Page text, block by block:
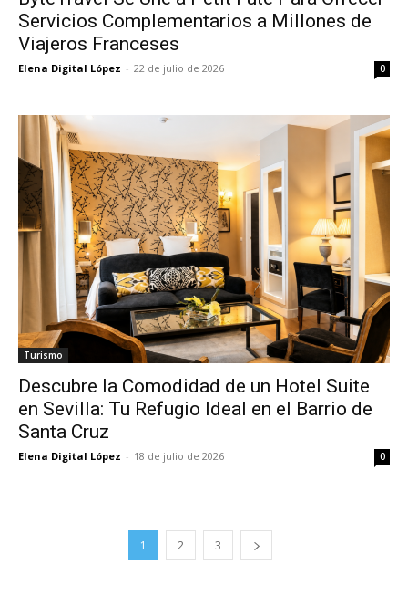
Servicios Complementarios a Millones de
Viajeros Franceses
Elena Digital López - 22 de julio de 2026 0
Turismo
Descubre la Comodidad de un Hotel Suite
en Sevilla: Tu Refugio Ideal en el Barrio de
Santa Cruz
Elena Digital López - 18 de julio de 2026 0
1 2 3